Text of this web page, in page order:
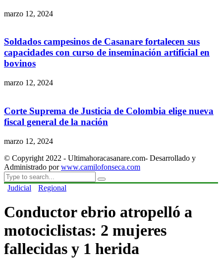
marzo 12, 2024
Soldados campesinos de Casanare fortalecen sus
capacidades con curso de inseminación artificial en
bovinos
marzo 12, 2024
Corte Suprema de Justicia de Colombia elige nueva
fiscal general de la nación
marzo 12, 2024
© Copyright 2022 - Ultimahoracasanare.com- Desarrollado y
Administrado porwww.camilofonseca.com
Judicial Regional
Conductor ebrio atropelló a
motociclistas: 2 mujeres
fallecidas y 1 herida